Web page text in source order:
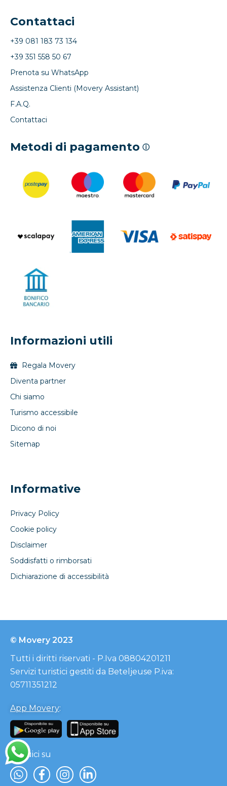
Contattaci
+39 081 183 73 134
+39 351 558 50 67
Prenota su WhatsApp
Assistenza Clienti (Movery Assistant)
F.A.Q.
Contattaci
Metodi di pagamento ⓘ
Informazioni utili
Regala Movery
Diventa partner
Chi siamo
Turismo accessibile
Dicono di noi
Sitemap
Informative
Privacy Policy
Cookie policy
Disclaimer
Soddisfatti o rimborsati
Dichiarazione di accessibilità
© Movery 2023
Tutti i diritti riservati - P.Iva 08804201211
Servizi turistici gestiti da Beteljeuse P.iva:
05711351212
App Movery:
Seguici su